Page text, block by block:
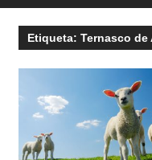
Etiqueta: Ternasco de